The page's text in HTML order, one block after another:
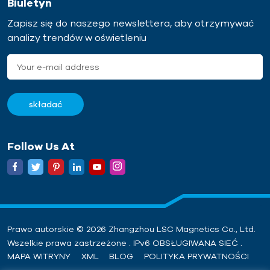
czyni go idealnym
wyborem dla
profesjonalistów z branży
Zapisz się do naszego newslettera, aby otrzymywać
analizy trendów w oświetleniu
Follow Us At
Prawo autorskie © 2026 Zhangzhou LSC Magnetics Co., Ltd.
Wszelkie prawa zastrzeżone . IPv6 OBSŁUGIWANA SIEĆ .
MAPA WITRYNY
XML BLOG POLITYKA PRYWATNOŚCI